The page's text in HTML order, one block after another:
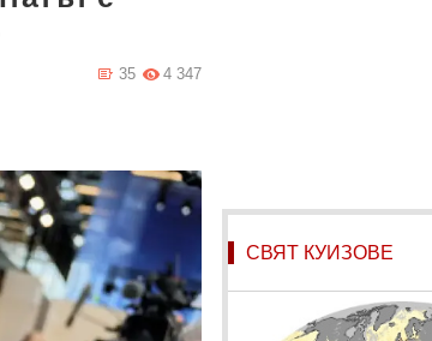
4 347
35
СВЯТ КУИЗОВЕ